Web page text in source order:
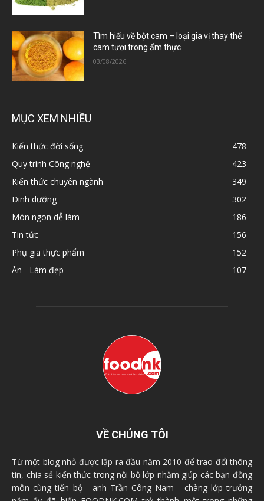
Tìm hiểu về bột cam – loại gia vị thay thế
cam tươi trong ẩm thực
03/08/2026
MỤC XEM NHIỀU
Kiến thức đời sống
478
Quy trình Công nghệ
423
Kiến thức chuyên ngành
349
Dinh dưỡng
302
Món ngon dễ làm
186
Tin tức
156
Phụ gia thực phẩm
152
Ăn - Làm đẹp
107
VỀ CHÚNG TÔI
Từ một blog nhỏ được lập ra đầu năm 2010 để trao đổi thông
tin, chia sẻ kiến thức trong nội bộ lớp nhằm giúp các bạn đồng
môn cùng tiến bộ - anh Trần Công Nam - chàng lớp trưởng